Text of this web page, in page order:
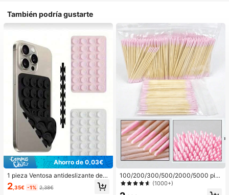
También podría gustarte
Ahorro de 0,03€
1 pieza Ventosa antideslizante de si
licona para teléfono, 28 piezas Vent
osas de silicona (almohadillas auto
2 ,35€ -1% 2,38€
100/200/300/500/2000/5000 pie
zas/20 piezas Palitos aplicadores d
e esmalte de uñas de doble extrem
(1000+)